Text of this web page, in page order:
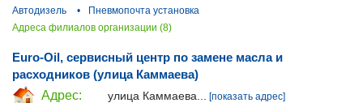
Автодизель
•
Пневмопочта установка
Адреса филиалов организации (8)
Euro-Oil, сервисный центр по замене масла и
расходников (улица Каммаева)
Адрес:
улица Каммаева...
[показать адрес]